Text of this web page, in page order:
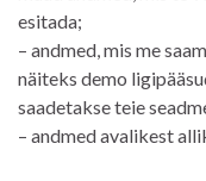
esitada;
– andmed, mis me
näiteks demo
saadetakse teie
– andmed avalikest